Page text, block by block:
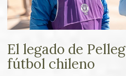
El legado de
fútbol chileno